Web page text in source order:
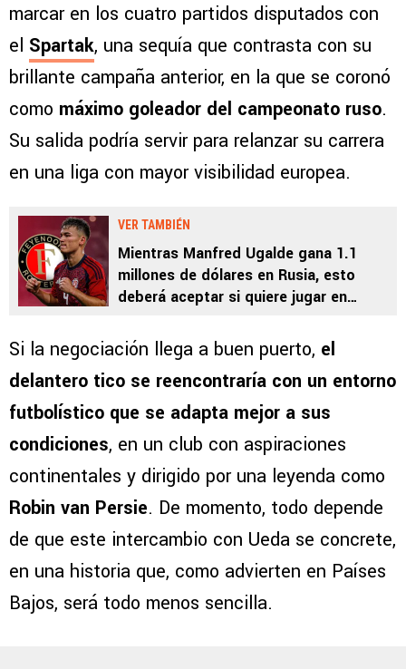
marcar en los cuatro partidos disputados con
el Spartak, una sequía que contrasta con su
brillante campaña anterior, en la que se coronó
como máximo goleador del campeonato ruso.
Su salida podría servir para relanzar su carrera
en una liga con mayor visibilidad europea.
VER TAMBIÉN
Mientras Manfred Ugalde gana 1.1
millones de dólares en Rusia, esto
deberá aceptar si quiere jugar en
Si la negociación llega a buen puerto, el
delantero tico se reencontraría con un entorno
futbolístico que se adapta mejor a sus
condiciones, en un club con aspiraciones
continentales y dirigido por una leyenda como
Robin van Persie. De momento, todo depende
de que este intercambio con Ueda se concrete,
en una historia que, como advierten en Países
Bajos, será todo menos sencilla.